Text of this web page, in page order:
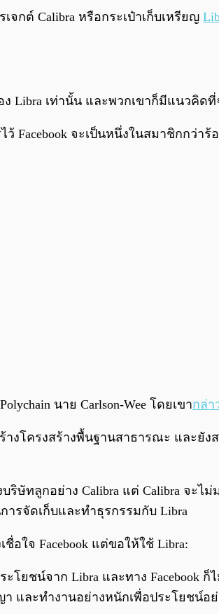
กต์ Calibra หรือกระเป๋าเก็บเหรียญ
Libra เท่านั้น และพวกเขาก็มีแนวคิด
Facebook จะเป็นหนึ่งในสมาชิกกว่า
นาย Carlson-Wee โดยเขากล่า
างโครงสร้างพื้นฐานสาธารณะ และ
บริษัทลูกอย่าง Calibra แต่ Calibra จะ
ารจัดเก็บและทำธุรกรรมกับ Libra
อใจ Facebook แต่ขอให้ใช้ Libra:
โยชน์จาก Libra และทาง Facebook
และทำงานอย่างหนักเพื่อประโยชน์อย่